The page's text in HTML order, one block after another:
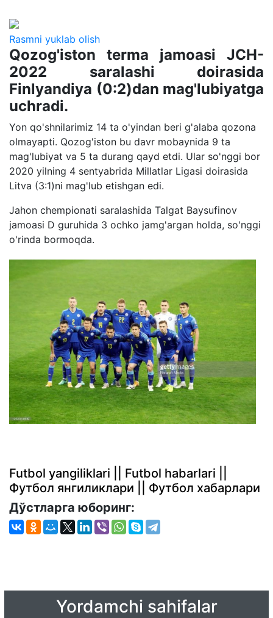
Rasmni yuklab olish
Qozog'iston terma jamoasi JCH-
2022 saralashi doirasida
Finlyandiya (0:2)dan mag'lubiyatga
uchradi.
Yon qo'shnilarimiz 14 ta o'yindan beri g'alaba qozona
olmayapti. Qozog'iston bu davr mobaynida 9 ta
mag'lubiyat va 5 ta durang qayd etdi. Ular so'nggi bor
2020 yilning 4 sentyabrida Millatlar Ligasi doirasida
Litva (3:1)ni mag'lub etishgan edi.
Jahon chempionati saralashida Talgat Baysufinov
jamoasi D guruhida 3 ochko jamg'argan holda, so'nggi
o'rinda bormoqda.
Futbol yangiliklari || Futbol habarlari ||
Футбол янгиликлари || Футбол хабарлари
Дўстларга юборинг:
Yordamchi sahifalar